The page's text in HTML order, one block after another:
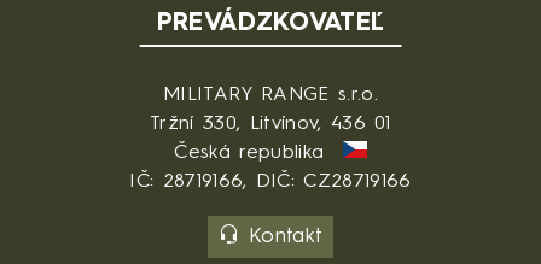
PREVÁDZKOVATEĽ
MILITARY RANGE s.r.o.
Tržní 330, Litvínov, 436 01
Česká republika
IČ: 28719166, DIČ: CZ28719166
Kontakt